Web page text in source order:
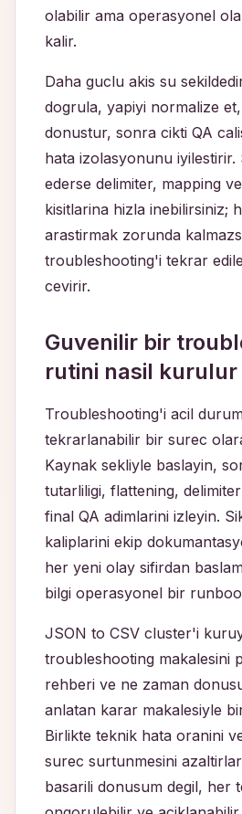
olabilir ama operasyonel
kalir.
Daha guclu akis su
dogrula, yapiyi normalize
donustur, sonra cikti QA
hata izolasyonunu
ederse delimiter, mapping
kisitlarina hizla inebilirsiniz;
arastirmak zorunda
troubleshooting'i tekrar
cevirir.
Guvenilir bir
rutini nasil kurulur
Troubleshooting'i acil
tekrarlanabilir bir surec
Kaynak sekliyle baslayin,
tutarliligi, flattening,
final QA adimlarini izleyin.
kaliplarini ekip
her yeni olay sifirdan
bilgi operasyonel bir
JSON to CSV cluster'i
troubleshooting makalesini
rehberi ve ne zaman
anlatan karar makalesiyle
Birlikte teknik hata oranini
surec surtunmesini
basarili donusum degil, her